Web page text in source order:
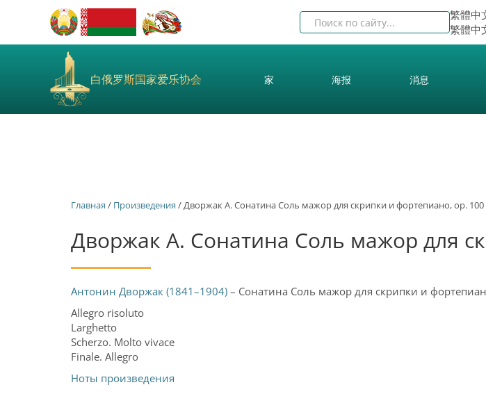
繁體中
繁體中
白俄罗斯国家爱乐协会 家 海报 消息
Главная / Произведения / Дворжак А. Сонатина Соль мажор для скрипки и фортепиано, ор. 100
Дворжак А. Сонатина Соль мажор для
Антонин Дворжак (1841–1904) – Сонатина Соль мажор для скрипки и
Allegro risoluto
Larghetto
Scherzo. Molto vivace
Finale. Allegro
Ноты произведения